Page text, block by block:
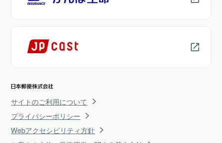
サイトのご利用について
プライバシーポリシー
Webアクセシビリティ方針